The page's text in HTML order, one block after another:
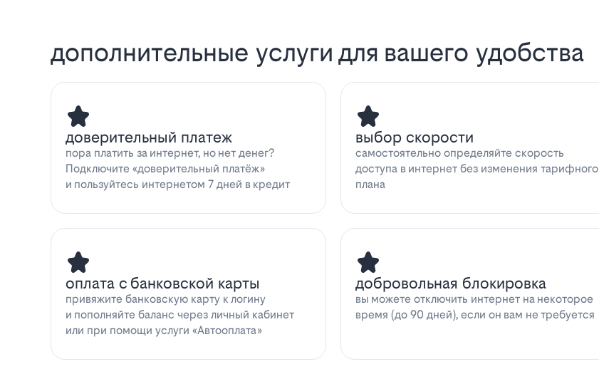
дополнительные услуги для вашего удобства
доверительный платеж
пора платить за интернет, но нет денег?
Подключите «доверительный платёж»
и пользуйтесь интернетом 7 дней в кредит
выбор скорости
самостоятельно определяйте скорость
доступа в интернет без изменения тарифного
плана
оплата с банковской карты
привяжите банковскую карту к логину
и пополняйте баланс через личный кабинет
или при помощи услуги «Автооплата»
добровольная блокировка
вы можете отключить интернет на некоторое
время (до 90 дней), если он вам не требуется